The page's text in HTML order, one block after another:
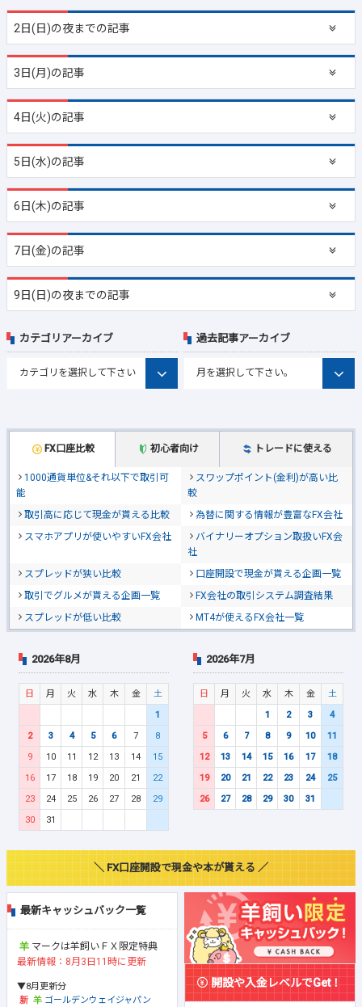
2日(日)の夜までの記事
3日(月)の記事
4日(火)の記事
5日(水)の記事
6日(木)の記事
7日(金)の記事
9日(日)の夜までの記事
FX口座比較 初心者向け トレードに使える
1000通貨単位&それ以下で取引可
能
スワップポイント(金利)が高い比
較
取引高に応じて現金が貰える比較
為替に関する情報が豊富なFX会社
スマホアプリが使いやすいFX会社
バイナリーオプション取扱いFX会
社
スプレッドが狭い比較
口座開設で現金が貰える企画一覧
取引でグルメが貰える企画一覧
FX会社の取引システム調査結果
スプレッドが低い比較
MT4が使えるFX会社一覧
カテゴリアーカイブ 過去記事アーカイブ
2026年8月
日 月 火 水 木 金
土
1
2
3 4 5 6 7
8
9
10 11 12 13 14
15
16
17 18 19 20 21
22
23
24 25 26 27 28
29
30
31
2026年7月
日 月 火 水 木 金
土
1
2 3
4
5
6 7 8 9 10
11
12
13 14 15 16 17
18
19
20 21 22 23 24
25
26
27 28 29 30 31
＼ FX口座開設で現金や本が貰える ／
最新キャッシュバック一覧
マークは羊飼いＦＸ限定特典
最新情報：8月3日11時に更新
▼8月更新分
ゴールデンウェイジャパン
開設や入金レベルでGet！